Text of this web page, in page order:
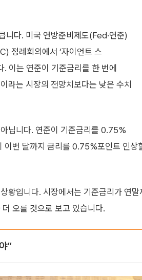
니다. 미국 연방준비제도(Fed·연준)
정례회의에서 ‘자이언트 스
이는 연준이 기준금리를 한 번에
라는 시장의 전망치보다는 낮은 수치
닙니다. 연준이 기준금리를 0.75%
번 달까지 금리를 0.75%포인트 인상
황입니다. 시장에서는 기준금리가 연
오를 것으로 보고 있습니다.
”